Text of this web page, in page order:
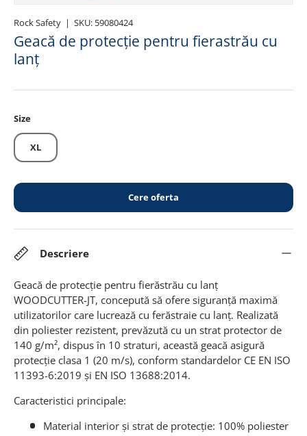
Rock Safety | SKU: 59080424
Geacă de protecție pentru fierastrău cu
lanț
Size
XL
Cere oferta
Descriere
Geacă de protecție pentru fierăstrău cu lanț
WOODCUTTER-JT, concepută să ofere siguranță maximă
utilizatorilor care lucrează cu ferăstraie cu lanț. Realizată
din poliester rezistent, prevăzută cu un strat protector de
140 g/m², dispus în 10 straturi, această geacă asigură
protecție clasa 1 (20 m/s), conform standardelor CE EN ISO
11393-6:2019 și EN ISO 13688:2014.
Caracteristici principale:
Material interior și strat de protecție: 100% poliester